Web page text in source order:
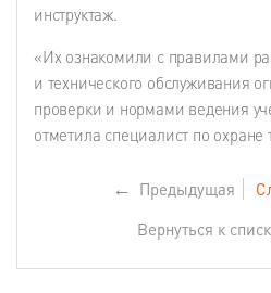
инструктаж.
«Их ознакомили с правилами
и технического обслуживания
проверки и нормами ведения
отметила специалист по охране
← Предыдущая
Вернуться к